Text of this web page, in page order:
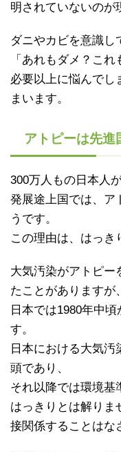
明されていないのが
ダニやカビを意識し
「あれもダメ？これ
必要以上に悩んでし
まいます。
アトピーは先進
300万人もの日本人
発展途上国では、ア
うです。
この理由は、はっき
大気汚染がアトピー
たことがありますが、
日本では1980年中
す。
日本における大気汚
頭であり、
それ以降では環境基
はっきりとは解りま
接関係することはな